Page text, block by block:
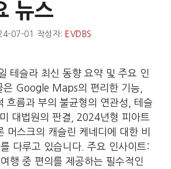
뉴스
07-01 작성자: EVDBS
테슬라 최신 동향 요약 및 주요 인
은 Google Maps의 편리한 기능,
흐름과 부의 불균형의 연관성, 테슬
대법원의 판결, 2024년형 피아트
머스크의 캐슬린 케네디에 대한 비
다루고 있습니다. 주요 인사이트:
행 중 편의를 제공하는 필수적인